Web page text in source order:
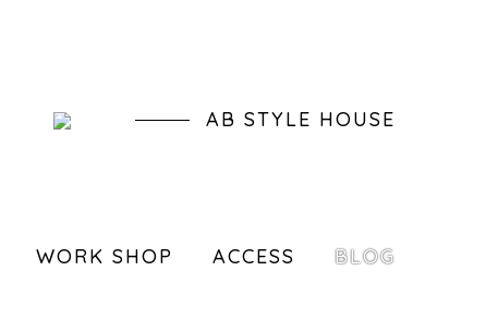
AB STYLE HOUSE
WORK SHOP ACCESS BLOG